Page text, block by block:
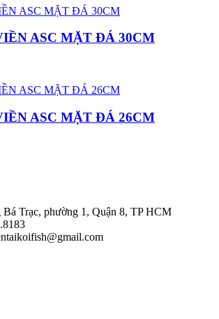
ASC MẶT ĐÁ 30CM
ASC MẶT ĐÁ 26CM
Trạc, phường 1, Quận 8, TP HCM